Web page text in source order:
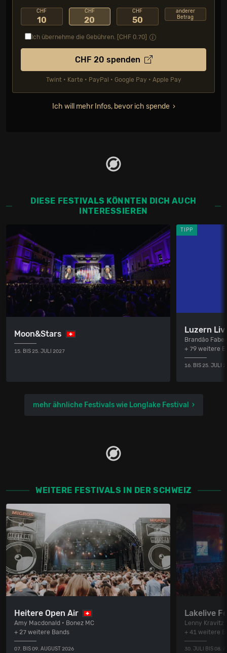
CHF
10
CHF
20
CHF
50
anderer
Betrag
Ich übernehme die Gebühren. [CHF 0.70
CHF 20 spenden
Twint • Karte • PayPal • Google Pay • Apple Pay
Ich will mehr Infos, bevor ich spende
DIESE FESTIVALS KÖNNTEN DICH AUCH
INTERESSIEREN
Moon&Stars
15. BIS 25. JULI 2027
TIPP
Luzern
Brandão
+ 79 weitere
16. BIS 25. JULI
mehr ähnliche Festivals wie Longlake Festival
WEITERE FESTIVALS IN DER SCHWEIZ
Heitere Open Air
Amy Macdonald • Bonez MC
+ 27 weitere Bands
07. BIS 09. AUGUST 2026
Lakelive
Lenny Kravitz
+ 41 weitere
30. JULI BIS 08.